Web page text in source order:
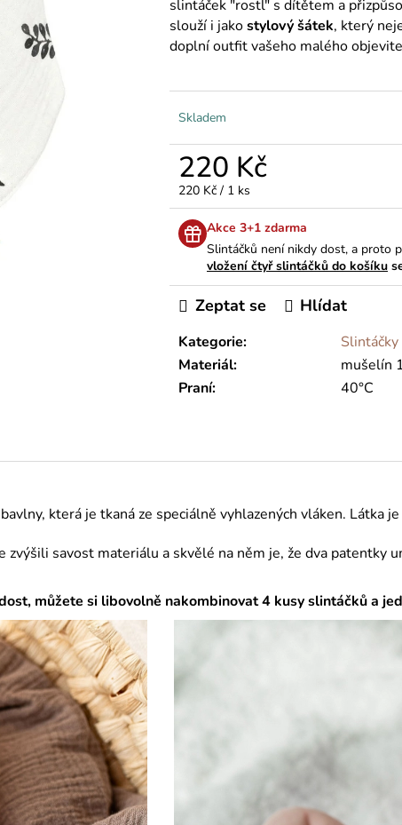
slintáček "rostl" s dítětem a
slouží i jakostylový šátek, který
doplní outfit vašeho malého
Skladem
220 Kč
Měrná
cena:
220 Kč / 1 ks
Akce 3+1 zdarma
Slintáčků není nikdy dost, a proto
vložení čtyř slintáčků do košíku
Kategorie:
Materiál:
mušelín
Praní: 40°C
Zeptat se Hlídat
která je tkaná ze speciálně vyhlazených vláken. Látka
zvýšili savost materiálu a skvělé na něm je, že dva patentky
můžete si libovolně nakombinovat 4 kusy slintáčků a